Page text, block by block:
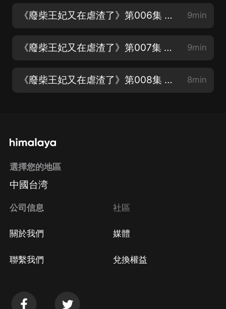
《廢柴王妃又在虐渣了》第006集 唉我好委屈 9min
《廢柴王妃又在虐渣了》第007集 氣死人不償命 9min
《廢柴王妃又在虐渣了》第008集 赤風學院 8min
選擇您的地區
中國台湾
公司信息
關於我們
聯繫我們
社區
媒體
兌換權益